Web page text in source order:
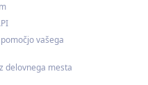
vašega
delovnega mesta